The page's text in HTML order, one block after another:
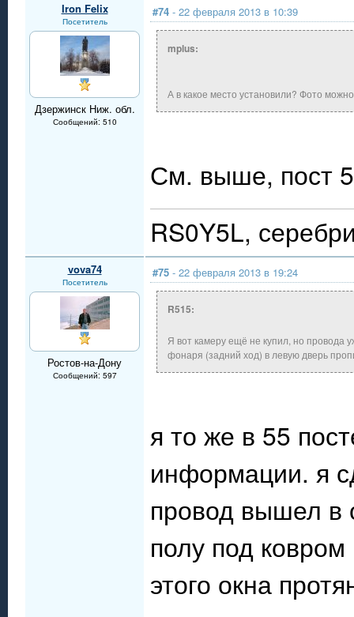
Iron Felix
Посетитель
Дзержинск Ниж. обл.
Сообщений: 510
#74 - 22 февраля 2013 в 10:39
mplus:
А в какое место установили? Фото
См. выше, пост
RS0Y5L,
vova74
Посетитель
Ростов-на-Дону
Сообщений: 597
#75 - 22 февраля 2013 в 19:24
R515:
Я вот камеру ещё не купил, но провода
фонаря (задний ход) в левую дверь
я то же в 55
информации. я
провод вышел в
полу под
этого окна